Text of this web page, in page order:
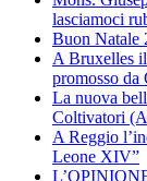
lasciamoci
Buon Natale
A Bruxelles il
promosso da
La nuova
Coltivatori
A Reggio
Leone XIV”